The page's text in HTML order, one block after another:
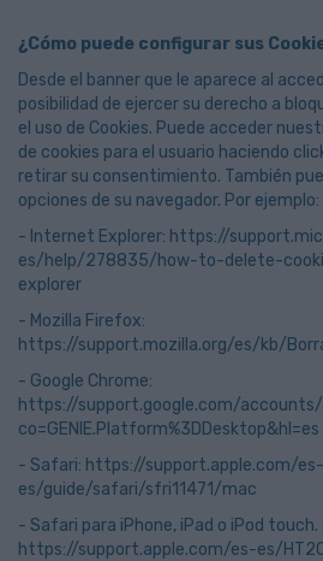
¿Cómo puede configurar sus
Desde el banner que le aparece al
posibilidad de ejercer su derecho a
el uso de Cookies. Puede acceder
de cookies para el usuario haciendo
retirar su consentimiento. También
opciones de su navegador. Por ejemplo:
- Internet Explorer: https://
es/help/278835/how-to-delete-
explorer
- Mozilla Firefox:
https://support.mozilla.org/es/kb/
- Google Chrome:
https://support.google.com/accounts/
co=GENIE.Platform%3DDesktop&hl=es
- Safari: https://support.apple.com/es-
es/guide/safari/sfri11471/mac
- Safari para iPhone, iPad o iPod touch. :
https://support.apple.com/es-es/